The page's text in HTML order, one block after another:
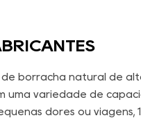
borracha natural de
uma variedade de
dores ou viagens,